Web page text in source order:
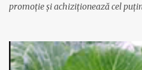
promoție și achiziționează cel
concurs Ferma Paulei. Poți
săptămânal tractorașul